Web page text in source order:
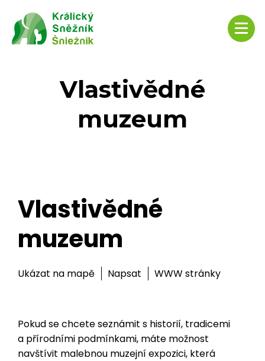
Vlastivědné
muzeum
Vlastivědné
muzeum
Ukázat na mapě Napsat WWW stránky
Pokud se chcete seznámit s historií, tradicemi
a přírodními podmínkami, máte možnost
navštívit malebnou muzejní expozici, která